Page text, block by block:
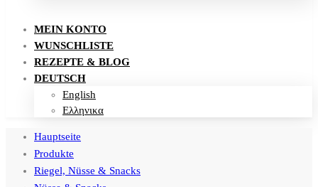
MEIN KONTO
WUNSCHLISTE
REZEPTE & BLOG
DEUTSCH
English
Ελληνικα
Hauptseite
Produkte
Riegel, Nüsse & Snacks